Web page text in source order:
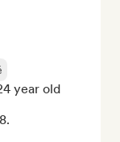
year old